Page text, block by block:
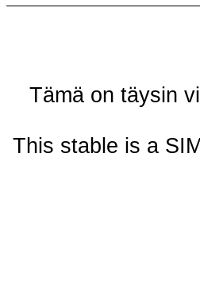
Tämä on täysin
This stable is a